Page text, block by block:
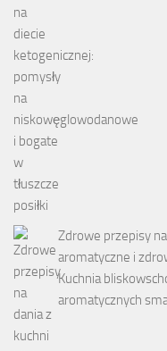
Zdrowe przepisy
aromatyczne i
Kuchnia
aromatycznych